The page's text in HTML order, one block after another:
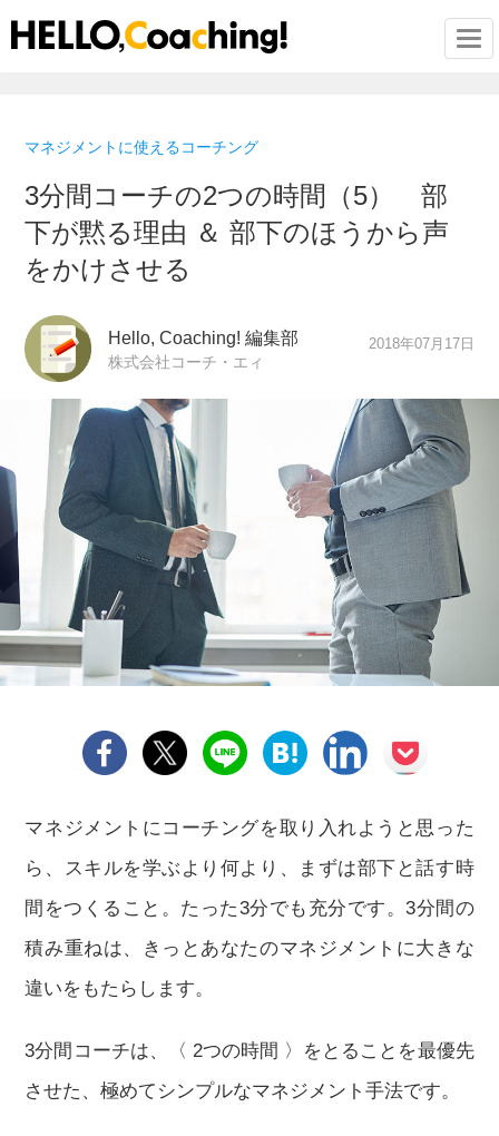
マネジメントに使えるコーチング
3分間コーチの2つの時間（5） 部
下が黙る理由 ＆ 部下のほうから声
をかけさせる
Hello, Coaching! 編集部
株式会社コーチ・エィ
2018年07月17日
マネジメントにコーチングを取り入れようと思った
ら、スキルを学ぶより何より、まずは部下と話す時
間をつくること。たった3分でも充分です。3分間の
積み重ねは、きっとあなたのマネジメントに大きな
違いをもたらします。
3分間コーチは、〈 2つの時間 〉をとることを最優先
させた、極めてシンプルなマネジメント手法です。